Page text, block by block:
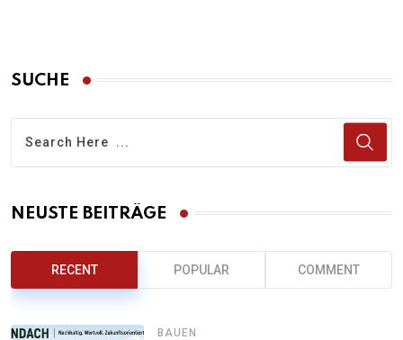
SUCHE
NEUSTE BEITRÄGE
RECENT POPULAR COMMENT
BAUEN